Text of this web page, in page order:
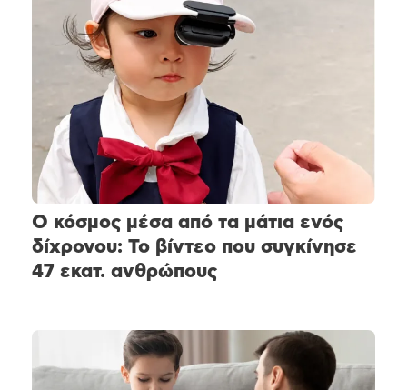
Ο κόσμος μέσα από τα μάτια ενός
δίχρονου: Το βίντεο που συγκίνησε
47 εκατ. ανθρώπους